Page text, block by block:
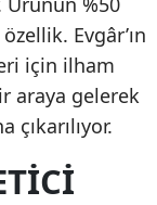
Evgâr’ın
için ilham
araya gelerek